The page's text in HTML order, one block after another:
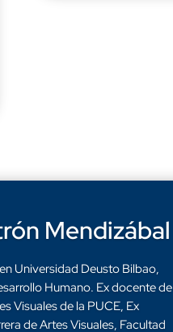
Mendizábal
Universidad Deusto Bilbao,
Humano. Ex docente de
Visuales de la PUCE, Ex
de Artes Visuales, Facultad